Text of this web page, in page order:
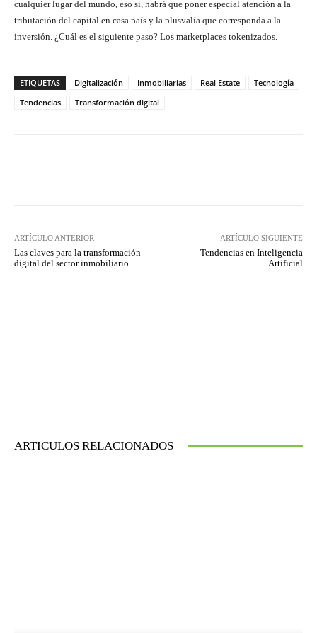
cualquier lugar del mundo, eso sí, habrá que poner especial atención a la
tributación del capital en casa país y la plusvalía que corresponda a la
inversión. ¿Cuál es el siguiente paso? Los marketplaces tokenizados.
ETIQUETAS Digitalización Inmobiliarias Real Estate
Tecnología
Tendencias
Transformación digital
ARTÍCULO ANTERIOR
Las claves para la transformación
digital del sector inmobiliario
ARTÍCULO SIGUIENTE
Tendencias en Inteligencia
Artificial
ARTICULOS RELACIONADOS